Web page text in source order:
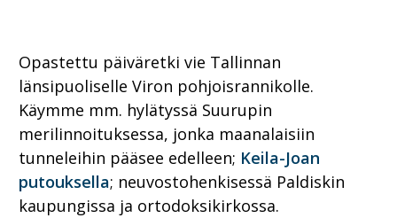
Opastettu päiväretki vie Tallinnan
länsipuoliselle Viron pohjoisrannikolle.
Käymme mm. hylätyssä Suurupin
merilinnoituksessa, jonka maanalaisiin
tunneleihin pääsee edelleen; Keila-Joan
putouksella; neuvostohenkisessä Paldiskin
kaupungissa ja ortodoksikirkossa.